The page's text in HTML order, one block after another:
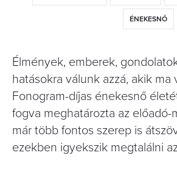
ÉNEKESNŐ
Élmények, emberek,
hatásokra válunk azzá, akik ma
Fonogram-díjas énekesnő
fogva meghatározta az előadó-
már több fontos szerep is
ezekben igyekszik megtalálni